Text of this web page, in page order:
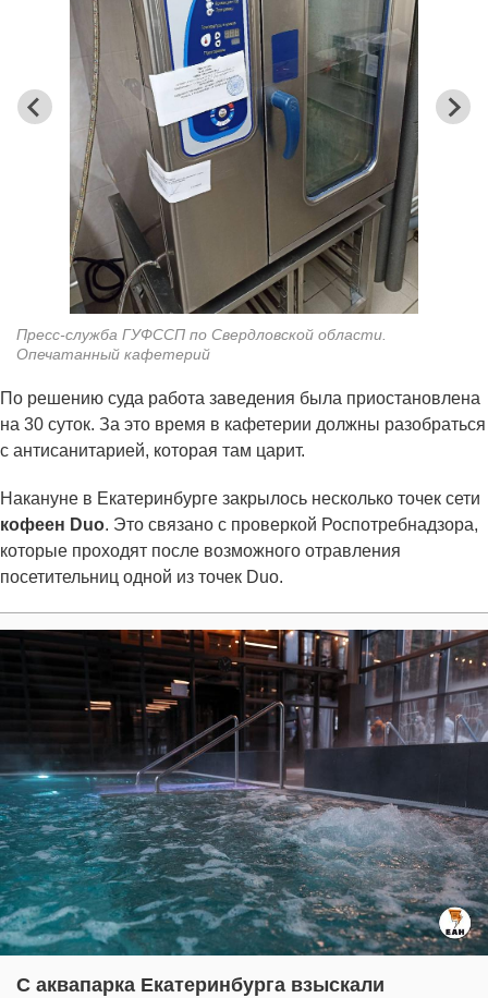
Пресс-служба ГУФССП по Свердловской области.
Опечатанный кафетерий
По решению суда работа заведения была приостановлена
на 30 суток. За это время в кафетерии должны разобраться
с антисанитарией, которая там царит.
Накануне в Екатеринбурге закрылось несколько точек сети
кофеен Duo. Это связано с проверкой Роспотребнадзора,
которые проходят после возможного отравления
посетительниц одной из точек Duo.
С аквапарка Екатеринбурга взыскали